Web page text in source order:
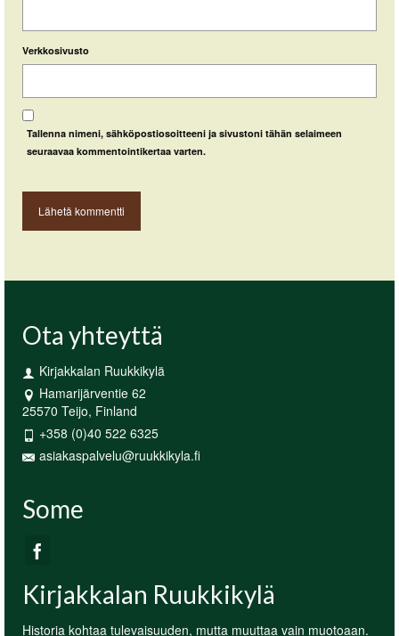
Verkkosivusto
Tallenna nimeni, sähköpostiosoitteeni ja sivustoni tähän selaimeen
seuraavaa kommentointikertaa varten.
Ota yhteyttä
Kirjakkalan Ruukkikylä
Hamarijärventie 62
25570 Teijo, Finland
+358 (0)40 522 6325
asiakaspalvelu@ruukkikyla.fi
Some
Kirjakkalan Ruukkikylä
Historia kohtaa tulevaisuuden, mutta muuttaa vain muotoaan.